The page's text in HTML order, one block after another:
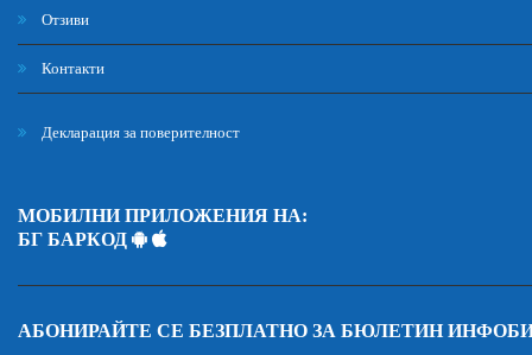
Отзиви
Контакти
Декларация за поверителност
МОБИЛНИ ПРИЛОЖЕНИЯ НА:
БГ БАРКОД
АБОНИРАЙТЕ СЕ БЕЗПЛАТНО ЗА БЮЛЕТИН